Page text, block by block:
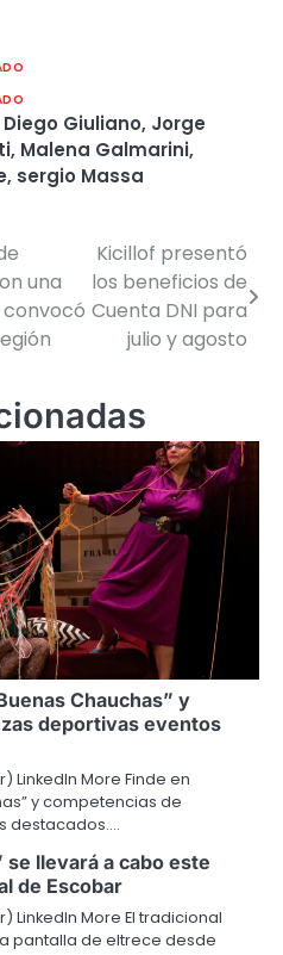
Diego Giuliano, Jorge
, Malena Galmarini,
, sergio Massa
una
convocó
Kicillof presentó
los beneficios de
Cuenta DNI para
julio y agosto
Chauchas” y
deportivas eventos
LinkedIn More Finde en
y competencias de
destacados.…
se llevará a cabo este
de Escobar
LinkedIn More El tradicional
pantalla de eltrece desde